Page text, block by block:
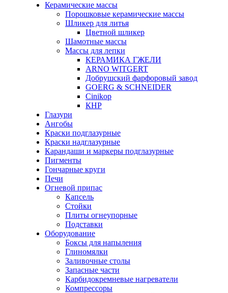
Керамические массы
Порошковые керамические массы
Шликер для литья
Цветной шликер
Шамотные массы
Массы для лепки
КЕРАМИКА ГЖЕЛИ
ARNO WITGERT
Добрушский фарфоровый завод
GOERG & SCHNEIDER
Cinikop
КНР
Глазури
Ангобы
Краски подглазурные
Краски надглазурные
Карандаши и маркеры подглазурные
Пигменты
Гончарные круги
Печи
Огневой припас
Капсель
Стойки
Плиты огнеупорные
Подставки
Оборудование
Боксы для напыления
Глиномялки
Заливочные столы
Запасные части
Карбидокремневые нагреватели
Компрессоры